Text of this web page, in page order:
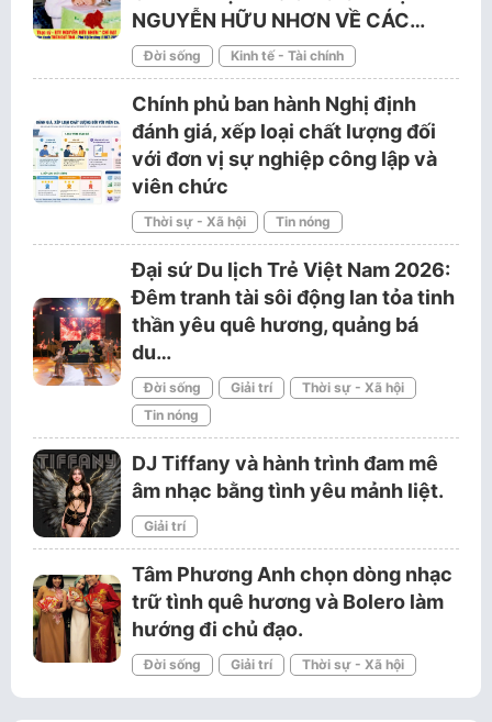
NGUYỄN HỮU NHƠN VỀ CÁC…
Đời sống Kinh tế - Tài chính
Chính phủ ban hành Nghị định
đánh giá, xếp loại chất lượng đối
với đơn vị sự nghiệp công lập và
viên chức
Thời sự - Xã hội Tin nóng
Đại sứ Du lịch Trẻ Việt Nam 2026:
Đêm tranh tài sôi động lan tỏa tinh
thần yêu quê hương, quảng bá
du…
Đời sống Giải trí
Thời sự - Xã hội
Tin nóng
DJ Tiffany và hành trình đam mê
âm nhạc bằng tình yêu mảnh liệt.
Giải trí
Tâm Phương Anh chọn dòng nhạc
trữ tình quê hương và Bolero làm
hướng đi chủ đạo.
Đời sống Giải trí Thời sự - Xã hội